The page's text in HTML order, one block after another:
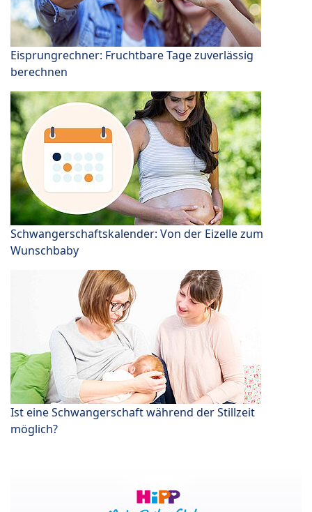
Eisprungrechner: Fruchtbare Tage zuverlässig
berechnen
Schwangerschaftskalender: Von der Eizelle zum
Wunschbaby
Ist eine Schwangerschaft während der Stillzeit
möglich?